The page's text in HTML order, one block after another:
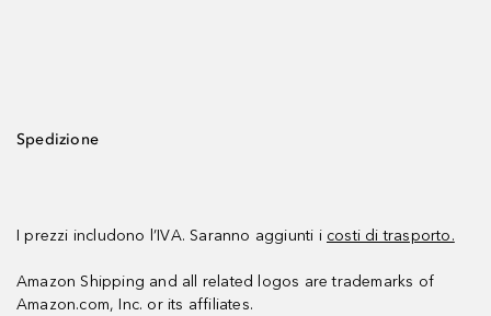
Spedizione
I prezzi includono l’IVA. Saranno aggiunti i costi di trasporto.
Amazon Shipping and all related logos are trademarks of
Amazon.com, Inc. or its affiliates.